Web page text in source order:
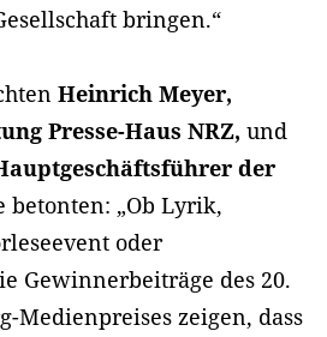
bringen.“
Heinrich Meyer,
Presse-Haus NRZ, und
der
betonten: „Ob Lyrik,
oder
Gewinnerbeiträge des 20.
Medienpreises zeigen, dass